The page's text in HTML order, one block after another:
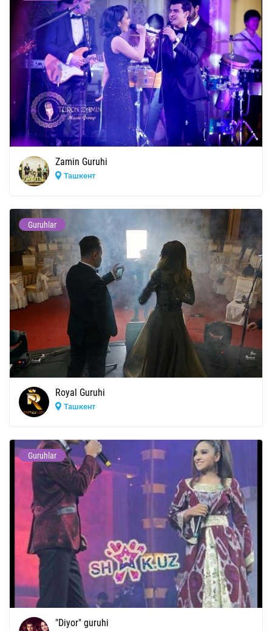
Zamin Guruhi
Ташкент
Guruhlar
Royal Guruhi
Ташкент
Guruhlar
"Diyor" guruhi